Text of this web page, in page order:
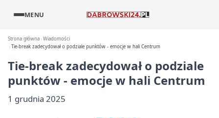
MENU
Strona główna Wiadomości
Tie-break zadecydował o podziale punktów - emocje w hali Centrum
Tie-break zadecydował o podziale
punktów - emocje w hali Centrum
1 grudnia 2025